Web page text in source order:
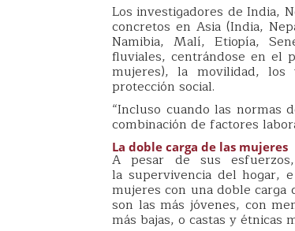
Los investigadores de India,
concretos en Asia (India,
Namibia, Malí, Etiopía,
fluviales, centrándose en el
mujeres), la movilidad,
protección social.
“Incluso cuando las normas
combinación de factores
La doble carga de las mujeres
A pesar de sus
la supervivencia del hogar,
mujeres con una doble carga
son las más jóvenes, con
más bajas, o castas y étnicas